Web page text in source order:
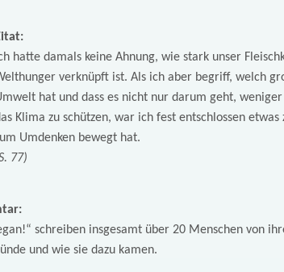
hatte damals keine Ahnung, wie stark unser
verknüpft ist. Als ich aber begriff, welch
hat und dass es nicht nur darum geht,
Klima zu schützen, war ich fest entschlossen
Umdenken bewegt hat.
77)
schreiben insgesamt über 20 Menschen von
und wie sie dazu kamen.